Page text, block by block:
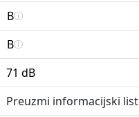
B
B
71 dB
Preuzmi informacijski list